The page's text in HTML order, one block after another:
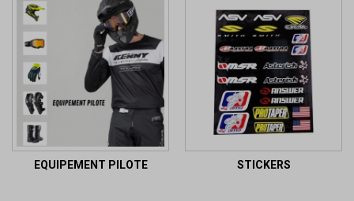
EQUIPEMENT PILOTE STICKERS